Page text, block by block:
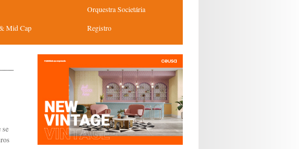
Orquestra Societária
Mid Cap Registro
se